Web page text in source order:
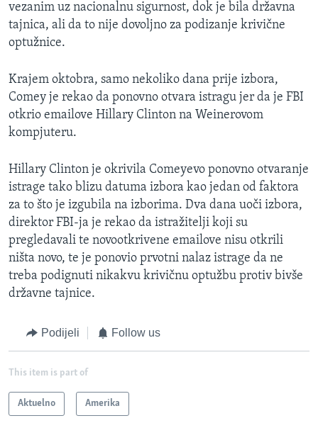
vezanim uz nacionalnu sigurnost, dok je bila državna
tajnica, ali da to nije dovoljno za podizanje krivične
optužnice.
Krajem oktobra, samo nekoliko dana prije izbora,
Comey je rekao da ponovno otvara istragu jer da je FBI
otkrio emailove Hillary Clinton na Weinerovom
kompjuteru.
Hillary Clinton je okrivila Comeyevo ponovno otvaranje
istrage tako blizu datuma izbora kao jedan od faktora
za to što je izgubila na izborima. Dva dana uoči izbora,
direktor FBI-ja je rekao da istražitelji koji su
pregledavali te novootkrivene emailove nisu otkrili
ništa novo, te je ponovio prvotni nalaz istrage da ne
treba podignuti nikakvu krivičnu optužbu protiv bivše
državne tajnice.
Podijeli Follow us
This item is part of
Aktuelno Amerika